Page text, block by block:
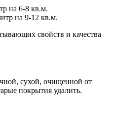
на 6-8 кв.м.
на 9-12 кв.м.
свойств и качества
сухой, очищенной от
покрытия удалить.